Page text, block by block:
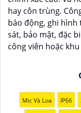
hay côn trùng.
báo động, ghi hình
sát, bảo mật, đặc
công viên hoặc
Mic Và Loa IP66